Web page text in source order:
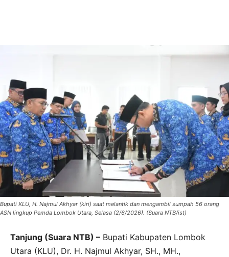
Bupati KLU, H. Najmul Akhyar (kiri) saat melantik dan mengambil sumpah 56 orang
ASN lingkup Pemda Lombok Utara, Selasa (2/6/2026). (Suara NTB/ist)
Tanjung (Suara NTB) – Bupati Kabupaten Lombok
Utara (KLU), Dr. H. Najmul Akhyar, SH., MH.,